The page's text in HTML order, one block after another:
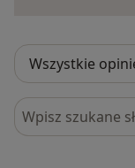
Szukaj w opiniach